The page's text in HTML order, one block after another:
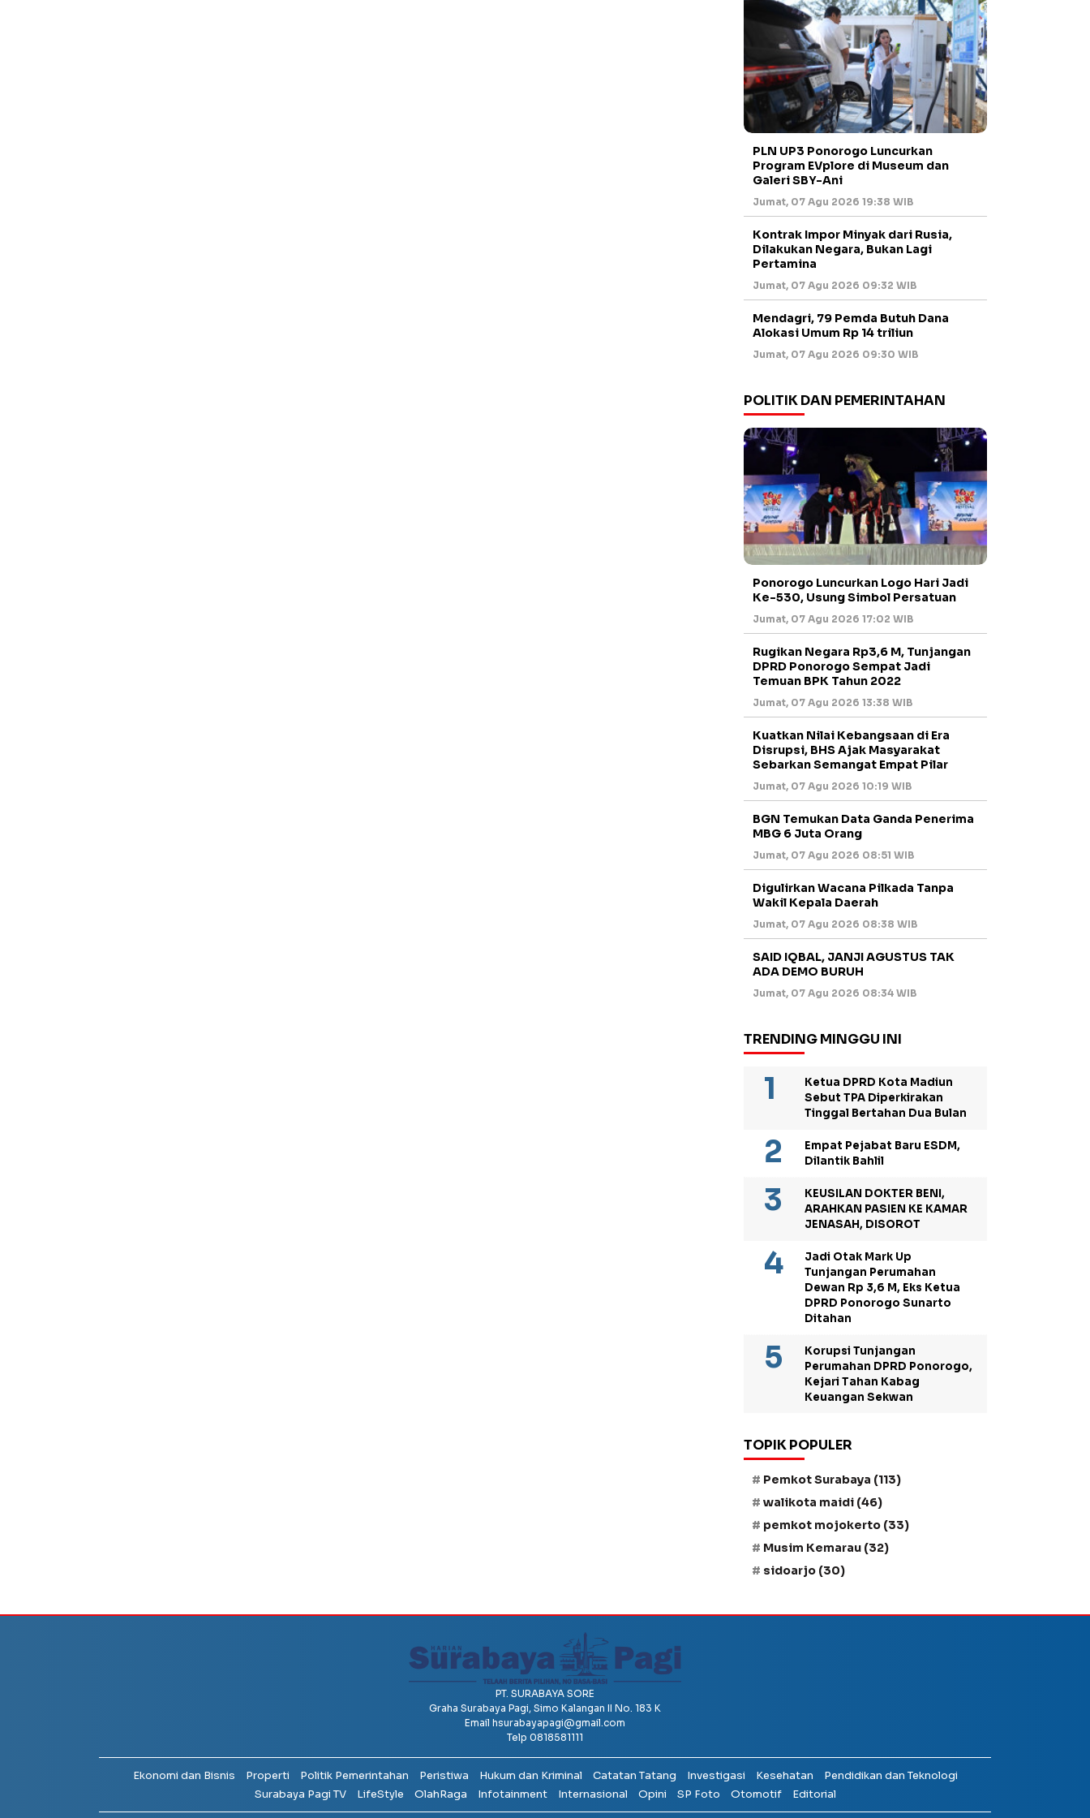
PLN UP3 Ponorogo Luncurkan
Program EVplore di Museum dan
Galeri SBY-Ani
Jumat, 07 Agu 2026 19:38 WIB
Kontrak Impor Minyak dari Rusia,
Dilakukan Negara, Bukan Lagi
Pertamina
Jumat, 07 Agu 2026 09:32 WIB
Mendagri, 79 Pemda Butuh Dana
Alokasi Umum Rp 14 triliun
Jumat, 07 Agu 2026 09:30 WIB
POLITIK DAN PEMERINTAHAN
Ponorogo Luncurkan Logo Hari Jadi
Ke-530, Usung Simbol Persatuan
Jumat, 07 Agu 2026 17:02 WIB
Rugikan Negara Rp3,6 M, Tunjangan
DPRD Ponorogo Sempat Jadi
Temuan BPK Tahun 2022
Jumat, 07 Agu 2026 13:38 WIB
Kuatkan Nilai Kebangsaan di Era
Disrupsi, BHS Ajak Masyarakat
Sebarkan Semangat Empat Pilar
Jumat, 07 Agu 2026 10:19 WIB
BGN Temukan Data Ganda Penerima
MBG 6 Juta Orang
Jumat, 07 Agu 2026 08:51 WIB
Digulirkan Wacana Pilkada Tanpa
Wakil Kepala Daerah
Jumat, 07 Agu 2026 08:38 WIB
SAID IQBAL, JANJI AGUSTUS TAK
ADA DEMO BURUH
Jumat, 07 Agu 2026 08:34 WIB
TRENDING MINGGU INI
Ketua DPRD Kota Madiun
Sebut TPA Diperkirakan
Tinggal Bertahan Dua Bulan
Empat Pejabat Baru ESDM,
Dilantik Bahlil
KEUSILAN DOKTER BENI,
ARAHKAN PASIEN KE KAMAR
JENASAH, DISOROT
Jadi Otak Mark Up
Tunjangan Perumahan
Dewan Rp 3,6 M, Eks Ketua
DPRD Ponorogo Sunarto
Ditahan
Korupsi Tunjangan
Perumahan DPRD Ponorogo,
Kejari Tahan Kabag
Keuangan Sekwan
TOPIK POPULER
Pemkot Surabaya (113)
walikota maidi (46)
pemkot mojokerto (33)
Musim Kemarau (32)
sidoarjo (30)
PT. SURABAYA SORE
Graha Surabaya Pagi, Simo Kalangan II No. 183 K
Email hsurabayapagi@gmail.com
Telp 0818581111
Ekonomi dan Bisnis Properti Politik Pemerintahan Peristiwa Hukum dan Kriminal Catatan Tatang Investigasi Kesehatan
Pendidikan dan Teknologi
Surabaya Pagi TV
LifeStyle OlahRaga Infotainment Internasional Opini SP Foto Otomotif Editorial